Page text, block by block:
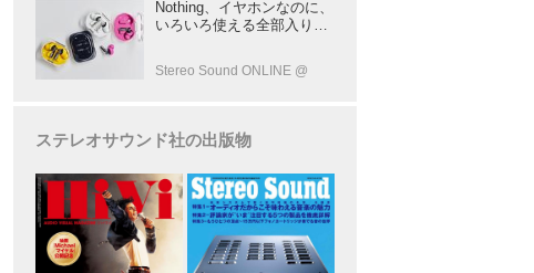
137
Nothing、イヤホンなのに、
いろいろ使える全部入りモ
会話も録音できる
Stereo Sound ONLINE @
ステレオサウンド社の出版物